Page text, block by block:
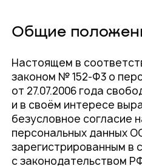
Проекты
Новости
Общие
Настоящем в
законом № 152-Ф3 о
от 27.07.2006 года
и в своём интересе
безусловное согласие
персональных данных
зарегистрированным в
с законодательством